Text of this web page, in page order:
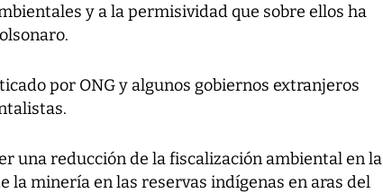
y a la permisividad que sobre ellos ha
por ONG y algunos gobiernos extranjeros
una reducción de la fiscalización ambiental en la
la minería en las reservas indígenas en aras del